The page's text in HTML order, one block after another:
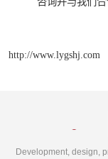
http://www.lygshj.com